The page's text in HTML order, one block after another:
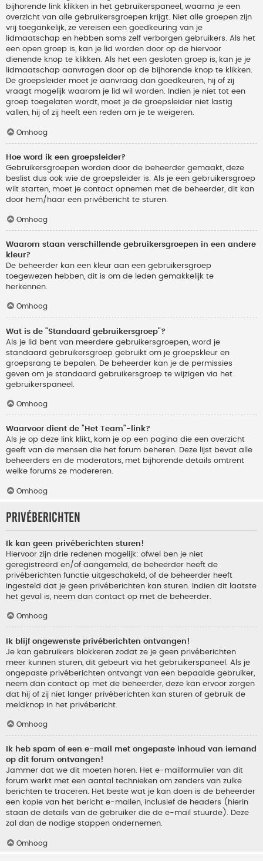
bijhorende link klikken in het gebruikerspaneel, waarna je een
overzicht van alle gebruikersgroepen krijgt. Niet alle groepen zijn
vrij toegankelijk, ze vereisen een goedkeuring van je
lidmaatschap en hebben soms zelf verborgen gebruikers. Als het
een open groep is, kan je lid worden door op de hiervoor
dienende knop te klikken. Als het een gesloten groep is, kan je je
lidmaatschap aanvragen door op de bijhorende knop te klikken.
De groepsleider moet je aanvraag dan goedkeuren, hij of zij
vraagt mogelijk waarom je lid wil worden. Indien je niet tot een
groep toegelaten wordt, moet je de groepsleider niet lastig
vallen, hij of zij heeft een reden om je te weigeren.
Omhoog
Hoe word ik een groepsleider?
Gebruikersgroepen worden door de beheerder gemaakt, deze
beslist dus ook wie de groepsleider is. Als je een gebruikersgroep
wilt starten, moet je contact opnemen met de beheerder, dit kan
door hem/haar een privébericht te sturen.
Omhoog
Waarom staan verschillende gebruikersgroepen in een andere
kleur?
De beheerder kan een kleur aan een gebruikersgroep
toegewezen hebben, dit is om de leden gemakkelijk te
herkennen.
Omhoog
Wat is de "Standaard gebruikersgroep"?
Als je lid bent van meerdere gebruikersgroepen, word je
standaard gebruikersgroep gebruikt om je groepskleur en
groepsrang te bepalen. De beheerder kan je de permissies
geven om je standaard gebruikersgroep te wijzigen via het
gebruikerspaneel.
Omhoog
Waarvoor dient de "Het Team"-link?
Als je op deze link klikt, kom je op een pagina die een overzicht
geeft van de mensen die het forum beheren. Deze lijst bevat alle
beheerders en de moderators, met bijhorende details omtrent
welke forums ze modereren.
Omhoog
Privéberichten
Ik kan geen privéberichten sturen!
Hiervoor zijn drie redenen mogelijk: ofwel ben je niet
geregistreerd en/of aangemeld, de beheerder heeft de
privéberichten functie uitgeschakeld, of de beheerder heeft
ingesteld dat je geen privéberichten kan sturen. Indien dit laatste
het geval is, neem dan contact op met de beheerder.
Omhoog
Ik blijf ongewenste privéberichten ontvangen!
Je kan gebruikers blokkeren zodat ze je geen privéberichten
meer kunnen sturen, dit gebeurt via het gebruikerspaneel. Als je
ongepaste privéberichten ontvangt van een bepaalde gebruiker,
neem dan contact op met de beheerder, deze kan ervoor zorgen
dat hij of zij niet langer privéberichten kan sturen of gebruik de
meldknop in het privébericht.
Omhoog
Ik heb spam of een e-mail met ongepaste inhoud van iemand
op dit forum ontvangen!
Jammer dat we dit moeten horen. Het e-mailformulier van dit
forum werkt met een aantal technieken om zenders van zulke
berichten te traceren. Het beste wat je kan doen is de beheerder
een kopie van het bericht e-mailen, inclusief de headers (hierin
staan de details van de gebruiker die de e-mail stuurde). Deze
zal dan de nodige stappen ondernemen.
Omhoog